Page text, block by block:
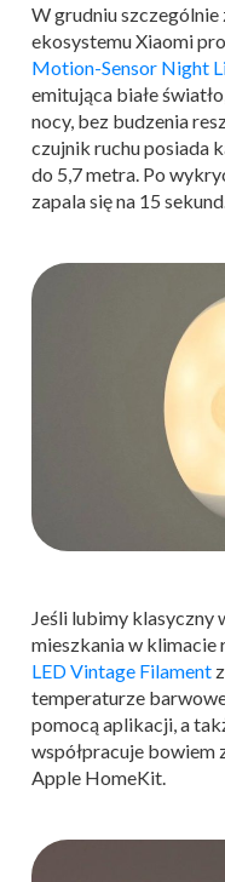
W grudniu szczególnie
ekosystemu Xiaomi
Motion-Sensor Night
emitująca białe
nocy, bez budzenia
czujnik ruchu posiada
do 5,7 metra. Po
zapala się na 15
Jeśli lubimy
mieszkania w
LED Vintage Filament
temperaturze
pomocą aplikacji, a
współpracuje bowiem
Apple HomeKit.